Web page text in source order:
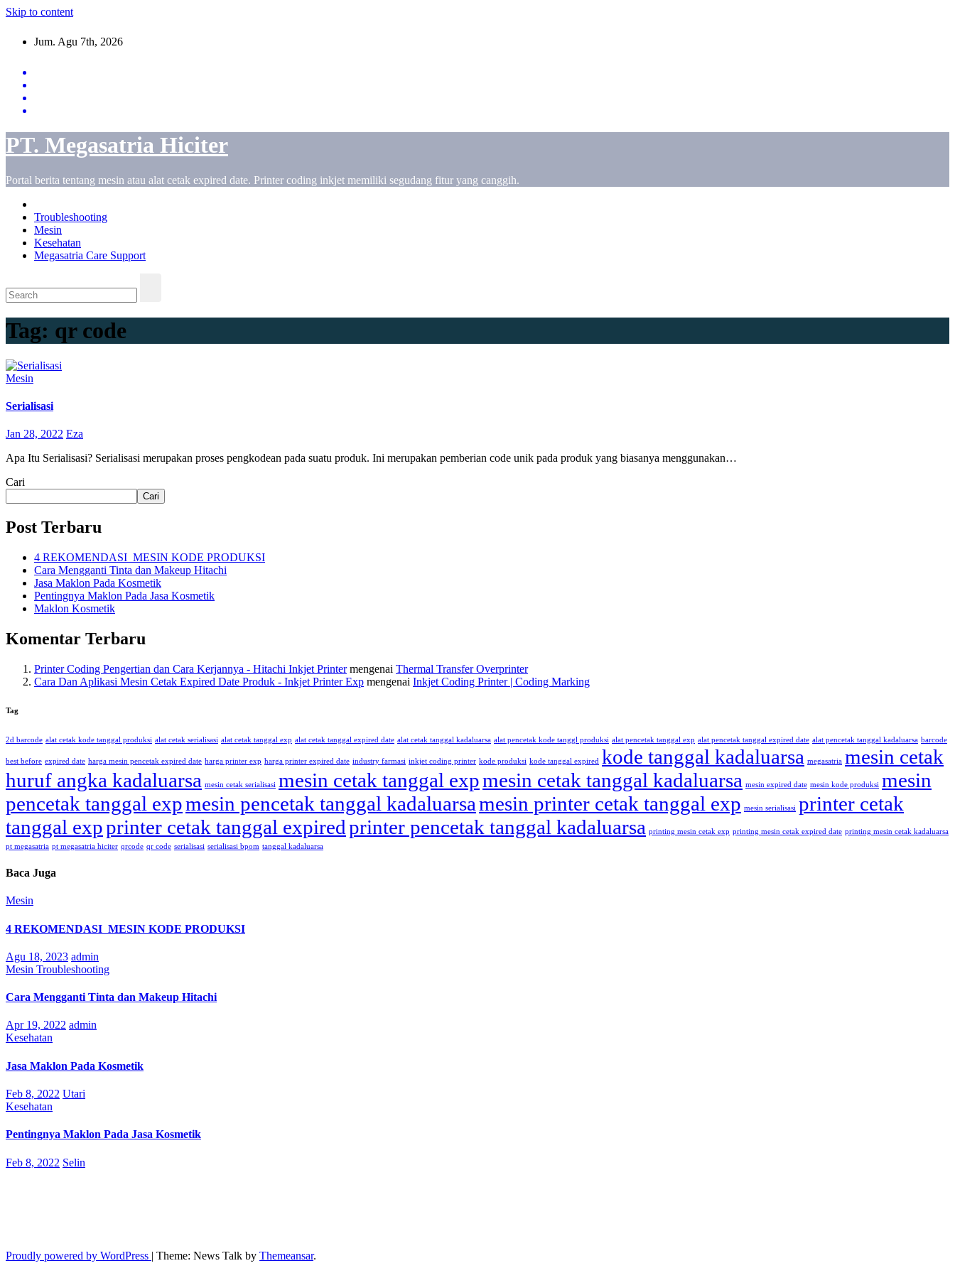
Skip to content
Jum. Agu 7th, 2026
PT. Megasatria Hiciter
Portal berita tentang mesin atau alat cetak expired date. Printer coding inkjet memiliki segudang fitur yang canggih.
Troubleshooting
Mesin
Kesehatan
Megasatria Care Support
Tag: qr code
Mesin
Serialisasi
Jan 28, 2022 Eza
Apa Itu Serialisasi? Serialisasi merupakan proses pengkodean pada suatu produk. Ini merupakan pemberian code unik pada produk yang biasanya menggunakan…
Cari
Cari
Post Terbaru
4 REKOMENDASI MESIN KODE PRODUKSI
Cara Mengganti Tinta dan Makeup Hitachi
Jasa Maklon Pada Kosmetik
Pentingnya Maklon Pada Jasa Kosmetik
Maklon Kosmetik
Komentar Terbaru
Printer Coding Pengertian dan Cara Kerjannya - Hitachi Inkjet Printermengenai Thermal Transfer Overprinter
Cara Dan Aplikasi Mesin Cetak Expired Date Produk - Inkjet Printer Exp mengenai Inkjet Coding Printer | Coding Marking
Tag
2d barcode alat cetak kode tanggal produksi alat cetak serialisasi alat cetak tanggal exp alat cetak tanggal expired date alat cetak tanggal kadaluarsa alat pencetak kode tanggl produksi alat pencetak tanggal exp alat pencetak tanggal expired date alat pencetak tanggal kadaluarsa barcode
best before expired date harga mesin pencetak expired date harga printer exp harga printer expired date industry farmasi inkjet coding printer kode produksi kode tanggal expired kode tanggal kadaluarsa megasatria mesin cetak
huruf angka kadaluarsa mesin cetak serialisasi mesin cetak tanggal expmesin cetak tanggal kadaluarsa mesin expired date mesin kode produksi mesin
pencetak tanggal expmesin pencetak tanggal kadaluarsamesin printer cetak tanggal exp mesin serialisasi printer cetak
tanggal expprinter cetak tanggal expiredprinter pencetak tanggal kadaluarsa printing mesin cetak exp printing mesin cetak expired date printing mesin cetak kadaluarsa
pt megasatria pt megasatria hiciter qrcode qr code serialisasi serialisasi bpom tanggal kadaluarsa
Baca Juga
Mesin
4 REKOMENDASI MESIN KODE PRODUKSI
Agu 18, 2023 admin
Mesin Troubleshooting
Cara Mengganti Tinta dan Makeup Hitachi
Apr 19, 2022 admin
Kesehatan
Jasa Maklon Pada Kosmetik
Feb 8, 2022 Utari
Kesehatan
Pentingnya Maklon Pada Jasa Kosmetik
Feb 8, 2022 Selin
Proudly powered by WordPress | Theme: News Talk by Themeansar.